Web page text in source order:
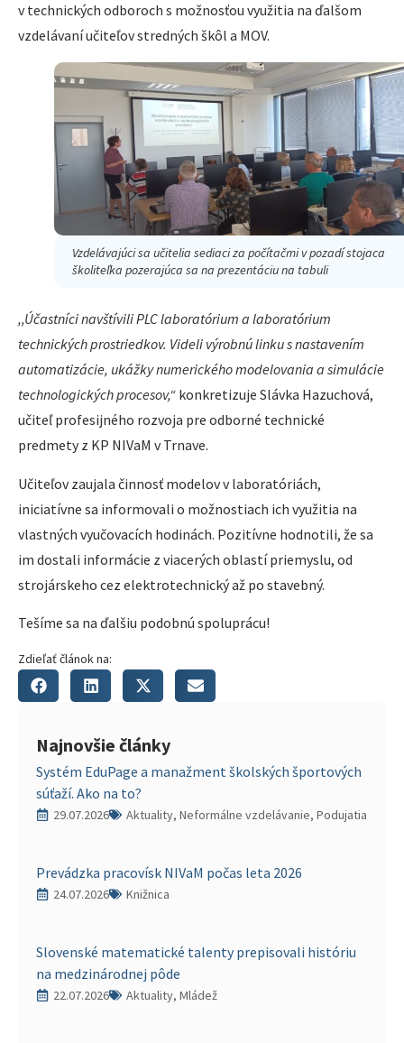
v technických odboroch s možnosťou využitia na ďalšom
vzdelávaní učiteľov stredných škôl a MOV.
Vzdelávajúci sa učitelia sediaci za počítačmi v pozadí stojaca
školiteľka pozerajúca sa na prezentáciu na tabuli
,,Účastníci navštívili PLC laboratórium a laboratórium
technických prostriedkov. Videli výrobnú linku s nastavením
automatizácie, ukážky numerického modelovania a simulácie
technologických procesov,“ konkretizuje Slávka Hazuchová,
učiteľ profesijného rozvoja pre odborné technické
predmety z KP NIVaM v Trnave.
Učiteľov zaujala činnosť modelov v laboratóriách,
iniciatívne sa informovali o možnostiach ich využitia na
vlastných vyučovacích hodinách. Pozitívne hodnotili, že sa
im dostali informácie z viacerých oblastí priemyslu, od
strojárskeho cez elektrotechnický až po stavebný.
Tešíme sa na ďalšiu podobnú spoluprácu!
Zdieľať článok na:
Najnovšie články
Systém EduPage a manažment školských športových
súťaží. Ako na to?
29.07.2026 Aktuality, Neformálne vzdelávanie, Podujatia
Prevádzka pracovísk NIVaM počas leta 2026
24.07.2026 Knižnica
Slovenské matematické talenty prepisovali históriu
na medzinárodnej pôde
22.07.2026 Aktuality, Mládež